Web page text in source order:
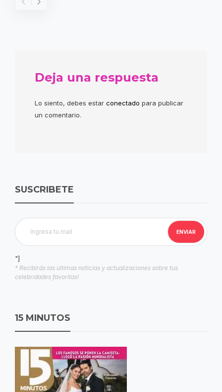
Deja una respuesta
Lo siento, debes estar conectado para publicar
un comentario.
SUSCRIBETE
"]
* Recibirás las últimas noticias y actualizaciones sobre tus
celebridades favoritas!
15 MINUTOS